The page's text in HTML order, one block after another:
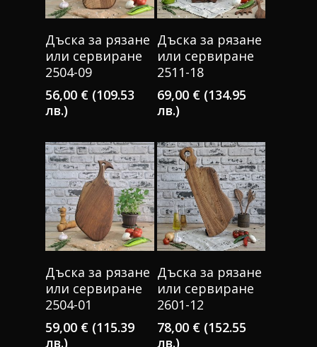
Дъска за рязане
или сервиране
2504-09
56,00 € (109.53
лв.)
Дъска за рязане
или сервиране
2511-18
69,00 € (134.95
лв.)
Дъска за рязане
или сервиране
2504-01
59,00 € (115.39
лв.)
Дъска за рязане
или сервиране
2601-12
78,00 € (152.55
лв.)